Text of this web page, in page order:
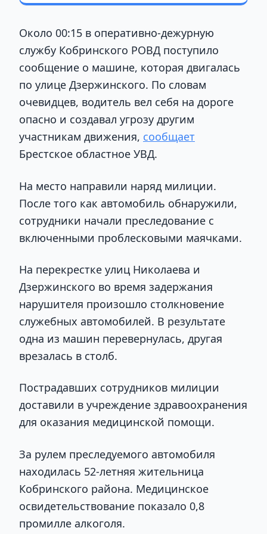
Около 00:15 в оперативно-дежурную
службу Кобринского РОВД поступило
сообщение о машине, которая двигалась
по улице Дзержинского. По словам
очевидцев, водитель вел себя на дороге
опасно и создавал угрозу другим
участникам движения, сообщает
Брестское областное УВД.
На место направили наряд милиции.
После того как автомобиль обнаружили,
сотрудники начали преследование с
включенными проблесковыми маячками.
На перекрестке улиц Николаева и
Дзержинского во время задержания
нарушителя произошло столкновение
служебных автомобилей. В результате
одна из машин перевернулась, другая
врезалась в столб.
Пострадавших сотрудников милиции
доставили в учреждение здравоохранения
для оказания медицинской помощи.
За рулем преследуемого автомобиля
находилась 52-летняя жительница
Кобринского района. Медицинское
освидетельствование показало 0,8
промилле алкоголя.